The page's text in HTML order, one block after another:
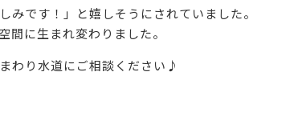
です！」と嬉しそうにされていました。
に生まれ変わりました。
わり水道にご相談ください♪